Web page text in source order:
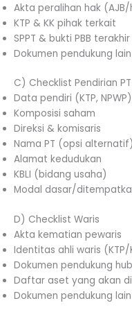
Akta peralihan hak
KTP & KK pihak terkait
SPPT & bukti PBB terakhir
Dokumen pendukung
C) Checklist Pendirian PT
Data pendiri (KTP, NPWP)
Komposisi saham
Direksi & komisaris
Nama PT (opsi alternatif)
Alamat kedudukan
KBLI (bidang usaha)
Modal dasar/
D) Checklist Waris
Akta kematian pewaris
Identitas ahli waris (KTP/
Dokumen pendukung
Daftar aset yang akan
Dokumen pendukung